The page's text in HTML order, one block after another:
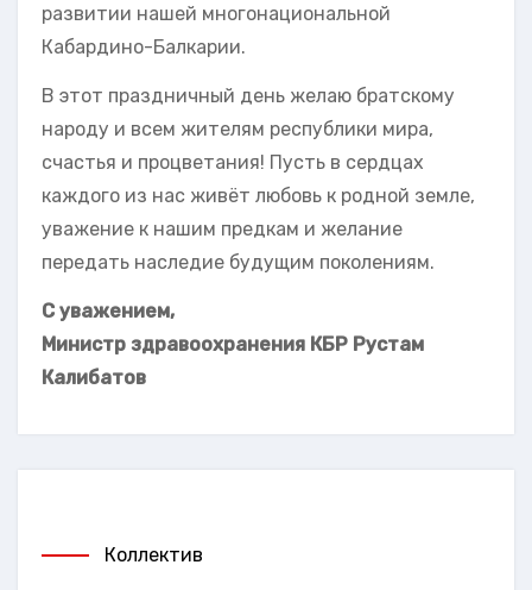
развитии нашей многонациональной
Кабардино-Балкарии.
В этот праздничный день желаю братскому
народу и всем жителям республики мира,
счастья и процветания! Пусть в сердцах
каждого из нас живёт любовь к родной земле,
уважение к нашим предкам и желание
передать наследие будущим поколениям.
С уважением,
Министр здравоохранения КБР Рустам
Калибатов
Коллектив